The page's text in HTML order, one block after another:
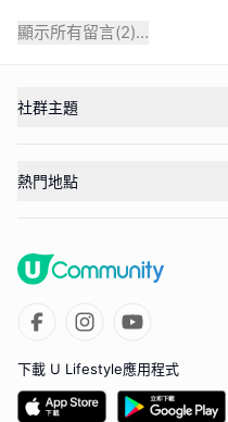
顯示所有留言(2)...
社群主題
熱門地點
下載 U Lifestyle應用程式